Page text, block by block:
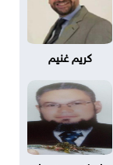
كريم غنيم